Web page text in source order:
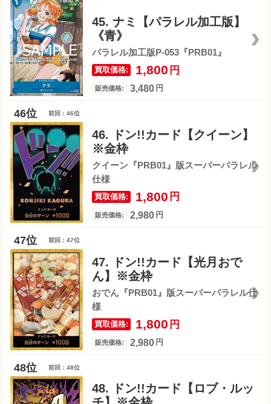
45. ナミ【パラレル加工版】
《青》
パラレル加工版P-053『PRB01』
買取価格: 1,800 円
販売価格: 3,480 円
前回：46位
46. ドン!!カード【クイーン】
※金枠
クイーン『PRB01』版スーパーパラレル
仕様
買取価格: 1,800 円
販売価格: 2,980 円
前回：47位
47. ドン!!カード【光月おで
ん】※金枠
おでん『PRB01』版スーパーパラレル仕
様
買取価格: 1,800 円
販売価格: 2,980 円
前回：48位
48. ドン!!カード【ロブ・ルッ